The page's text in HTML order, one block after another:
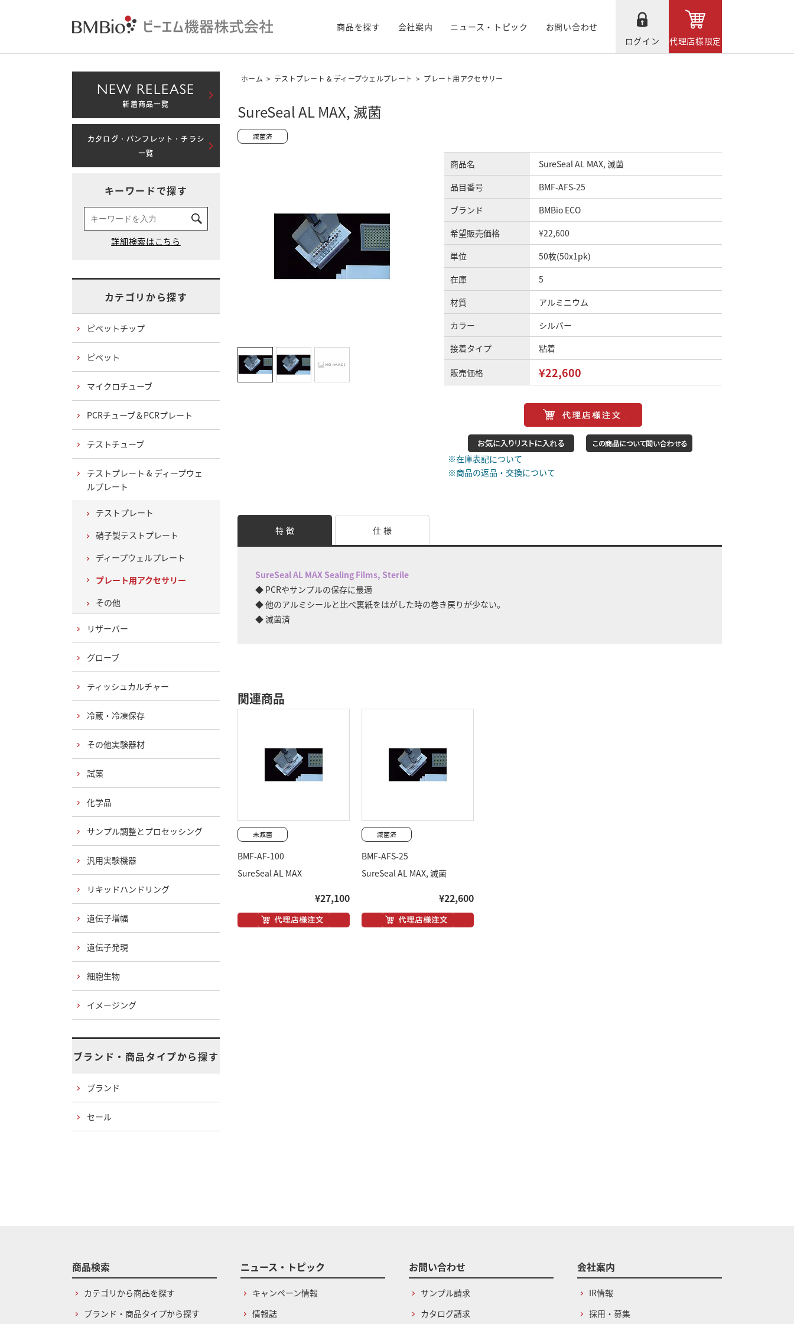
商品を探す 会社案内 ニュース・トピック
お問い合わせ
ログイン
代理店様限定
ホーム > テストプレート & ディープウェルプレート > プレート用アクセサリー
SureSeal AL MAX, 滅菌
商品名
SureSeal AL MAX, 滅菌
品目番号
BMF-AFS-25
ブランド
BMBio ECO
希望販売価格
¥22,600
単位
50枚(50x1pk)
在庫
5
材質
アルミニウム
カラー
シルバー
接着タイプ
粘着
販売価格 ¥22,600
※在庫表記について
※商品の返品・交換について
特 徴 仕 様
SureSeal AL MAX Sealing Films, Sterile
◆ PCRやサンプルの保存に最適
◆ 他のアルミシールと比べ裏紙をはがした時の巻き戻りが少ない。
◆ 滅菌済
関連商品
BMF-AF-100
SureSeal AL MAX
¥27,100
BMF-AFS-25
SureSeal AL MAX, 滅菌
¥22,600
NEW RELEASE
新着商品一覧
カタログ・パンフレット・チラシ
一覧
キーワードで探す
カテゴリから探す
ピペットチップ
ピペット
マイクロチューブ
PCRチューブ＆PCRプレート
テストチューブ
テストプレート & ディープウェ
ルプレート
テストプレート
硝子製テストプレート
ディープウェルプレート
プレート用アクセサリー
その他
リザーバー
グローブ
ティッシュカルチャー
冷蔵・冷凍保存
その他実験器材
試薬
化学品
サンプル調整とプロセッシング
汎用実験機器
リキッドハンドリング
遺伝子増幅
遺伝子発現
細胞生物
イメージング
ブランド・商品タイプから探す
ブランド
セール
商品検索
カテゴリから商品を探す
ブランド・商品タイプから探す
ニュース・トピック
キャンペーン情報
情報誌
お問い合わせ
サンプル請求
カタログ請求
会社案内
IR情報
採用・募集